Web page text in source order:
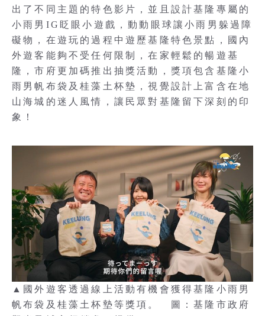
出了不同主題的特色影片，並且設計基隆專屬的
小雨男IG眨眼小遊戲，動動眼球讓小雨男躲過障
礙物，在遊玩的過程中遊歷基隆特色景點，國內
外遊客能夠不受任何限制，在家輕鬆的暢遊基
隆，市府更加碼推出抽獎活動，獎項包含基隆小
雨男帆布袋及桂藻土杯墊，視覺設計上富含在地
山海城的迷人風情，讓民眾對基隆留下深刻的印
象！
▲國外遊客透過線上活動有機會獲得基隆小雨男
帆布袋及桂藻土杯墊等獎項。 圖：基隆市政府